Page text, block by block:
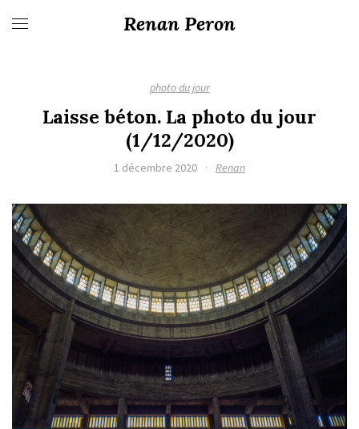
Renan Peron
photo du jour
Laisse béton. La photo du jour
(1/12/2020)
1 décembre 2020 · Renan